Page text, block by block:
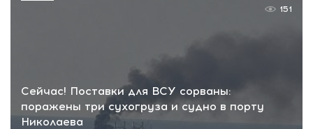
Сейчас! Поставки для ВСУ сорваны:
поражены три сухогруза и судно в порту
Николаева
151